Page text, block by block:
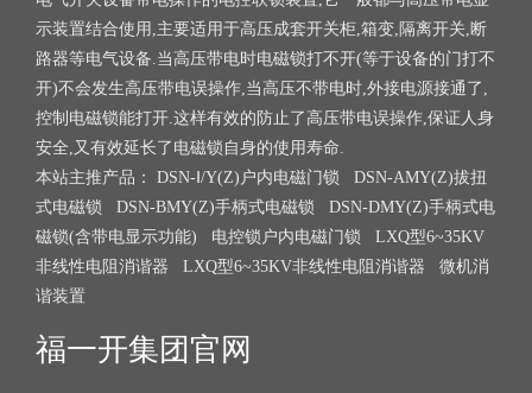
示装置结合使用,主要适用于高压成套开关柜,箱变,隔离开关,断
路器等电气设备.当高压带电时电磁锁打不开(等于设备的门打不
开)不会发生高压带电误操作,当高压不带电时,外接电源接通了,
控制电磁锁能打开.这样有效的防止了高压带电误操作,保证人身
安全,又有效延长了电磁锁自身的使用寿命.
本站主推产品： DSN-Ⅰ/Y(Z)户内电磁门锁
DSN-AMY(Z)拔扭
式电磁锁
DSN-BMY(Z)手柄式电磁锁
DSN-DMY(Z)手柄式电
磁锁(含带电显示功能)
电控锁户内电磁门锁
LXQ型6~35KV
非线性电阻消谐器
LXQ型6~35KV非线性电阻消谐器
微机消
谐装置
福一开集团官网